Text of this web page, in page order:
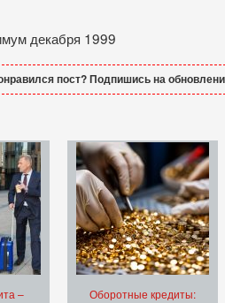
декабря 1999
пост? Подпишись на
–
Оборотные кредиты: